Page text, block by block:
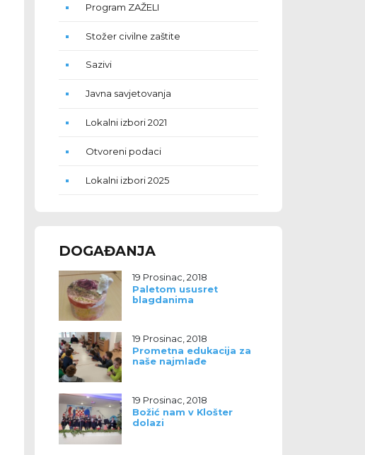
Program ZAŽELI
Stožer civilne zaštite
Sazivi
Javna savjetovanja
Lokalni izbori 2021
Otvoreni podaci
Lokalni izbori 2025
DOGAĐANJA
19 Prosinac, 2018
Paletom ususret
blagdanima
19 Prosinac, 2018
Prometna edukacija za
naše najmlađe
19 Prosinac, 2018
Božić nam v Klošter
dolazi